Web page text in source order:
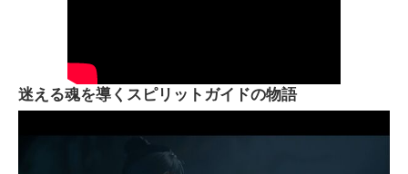
迷える魂を導くスピリットガイドの物語